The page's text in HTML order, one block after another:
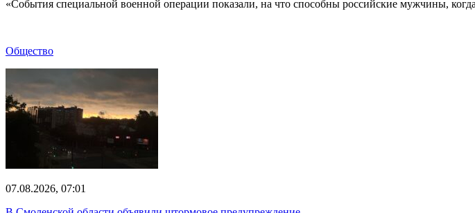
«События специальной военной операции показали, на что способны российские мужчины,
Общество
07.08.2026, 07:01